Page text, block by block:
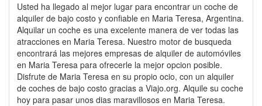
Usted ha llegado al mejor lugar para encontrar un coche de
alquiler de bajo costo y confiable en Maria Teresa, Argentina.
Alquilar un coche es una excelente manera de ver todas las
atracciones en Maria Teresa. Nuestro motor de busqueda
encontrará las mejores empresas de alquiler de automóviles
en Maria Teresa para ofrecerle la mejor opcion posible.
Disfrute de Maria Teresa en su propio ocio, con un alquiler
de coches de bajo costo gracias a Viajo.org. Alquile su coche
hoy para pasar unos dias maravillosos en Maria Teresa.